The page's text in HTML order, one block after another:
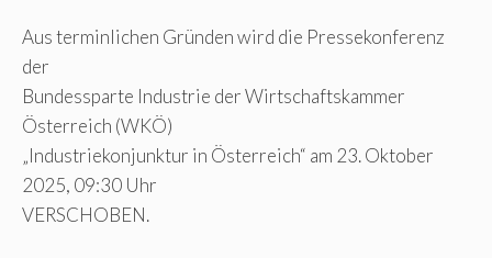
Aus terminlichen Gründen wird die Pressekonferenz
der
Bundessparte Industrie der Wirtschaftskammer
Österreich (WKÖ)
„Industriekonjunktur in Österreich“ am 23. Oktober
2025, 09:30 Uhr
VERSCHOBEN.